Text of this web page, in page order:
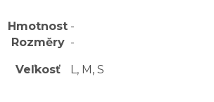
Hmotnost -
Rozměry -
Veľkosť L, M, S